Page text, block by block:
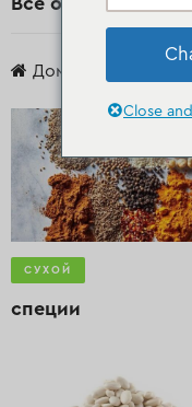
Дом
СУХОЙ
специи
Close